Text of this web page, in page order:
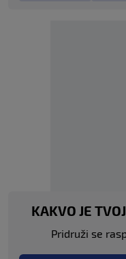
KAKVO JE
Pridruži se